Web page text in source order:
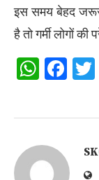
इस समय बेहद
है तो गर्मी लोगों